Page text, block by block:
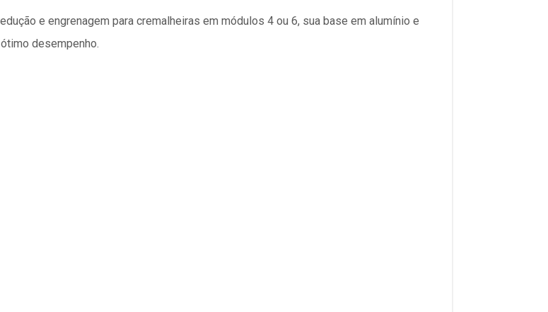
e engrenagem para cremalheiras em módulos 4 ou 6, sua base em alumínio e
desempenho.